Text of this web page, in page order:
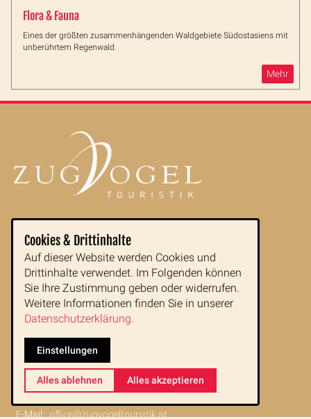
Flora & Fauna
Eines der größten zusammenhängenden Waldgebiete Südostasiens mit
unberührtem Regenwald.
Mehr
Reiseziele
Reisearten
Reisetipps
Indochina im Portrait
Kontakt
Newsletter
Impressum
AGB
Zugvogeltouristik GmbH
Buchfeldgasse 16
1080 Wien
E-Mail: office@zugvogeltouristik.at
Cookies & Drittinhalte
Auf dieser Website werden Cookies und
Drittinhalte verwendet. Im Folgenden können
Sie Ihre Zustimmung geben oder widerrufen.
Weitere Informationen finden Sie in unserer
Datenschutzerklärung.
Einstellungen
Alles ablehnen Alles akzeptieren